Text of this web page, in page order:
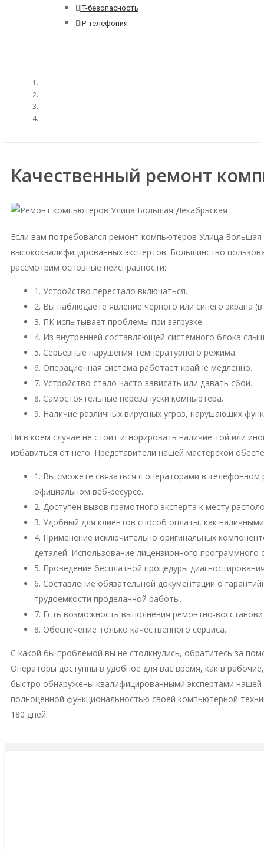
IT-безопасность
IP-телефония
Качественный ремонт
Если вам потребовался ремонт компьютеров Улица
высококвалифицированных экспертов. Большинство
рассмотрим основные неисправности:
1. Устройство перестало включаться.
2. Вы наблюдаете явление черного или синего экрана
3. ПК испытывает проблемы при загрузке.
4. Из внутренней составляющей системного блока
5. Серьёзные нарушения температурного режима.
6. Операционная система работает крайне медленно.
7. Устройство стало часто зависать или давать сбои.
8. Самостоятельные перезапуски компьютера.
9. Наличие различных вирусных угроз, нарушающих
Ни в коем случае не стоит игнорировать наличие той или
избавиться от него. Представители нашей мастерской
1. Вы сможете связаться с операторами в
официальном веб-ресурсе.
2. Доступен вызов грамотного эксперта к месту
3. Удобный для клиентов способ оплаты, как
4. Применение исключительно оригинальных
деталей. Использование лицензионного
5. Проведение бесплатной процедуры
6. Составление обязательной документации о
трудоемкости проделанной работы.
7. Есть возможность выполнения ремонтно-
8. Обеспечение только качественного сервиса.
С какой бы проблемой вы не столкнулись, обратитесь за
Операторы доступны в удобное для вас время, как в
быстро обнаружены квалифицированными экспертами
полноценной функциональностью своей компьютерной
180 дней.